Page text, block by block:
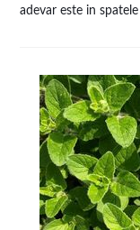
adevar este in